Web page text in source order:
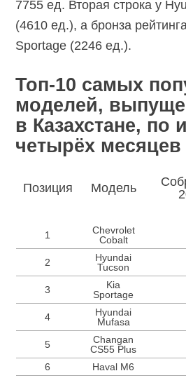
7755 ед. Вторая строка у
(4610 ед.), а бронза
Sportage (2246 ед.).
Топ-10 самых
моделей,
в Казахстане, по
четырёх месяцев
Позиция Модель
1
Chevrolet
Cobalt
2
Hyundai
Tucson
3
Kia
Sportage
4
Hyundai
Mufasa
5
Changan
CS55 Plus
6
Haval M6